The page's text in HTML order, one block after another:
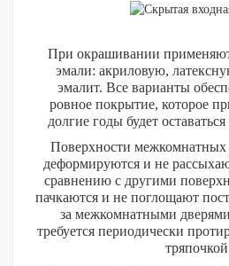
При окрашивании
эмали: акриловую,
эмалит. Все варианты
ровное покрытие, которое
долгие годы будет
Поверхности межкомнатных
деформируются и не
сравнению с другими
пачкаются и не поглощают
за межкомнатными
требуется периодически